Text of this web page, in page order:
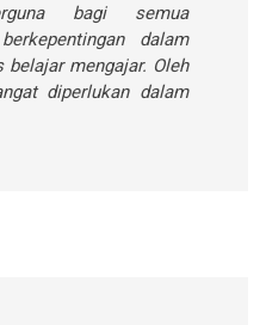
bagi semua
dalam
belajar mengajar. Oleh
diperlukan dalam